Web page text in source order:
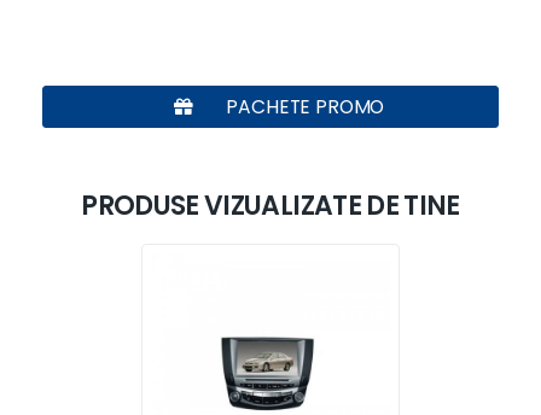
PACHETE PROMO
PRODUSE VIZUALIZATE DE TINE